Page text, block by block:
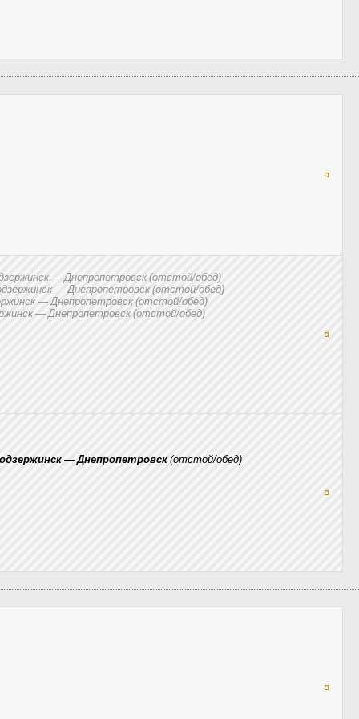
¤
— Днепропетровск (отстой/обед)
— Днепропетровск (отстой/обед)
— Днепропетровск (отстой/обед)
— Днепропетровск (отстой/обед)
¤
— Днепропетровск (отстой/обед)
¤
¤